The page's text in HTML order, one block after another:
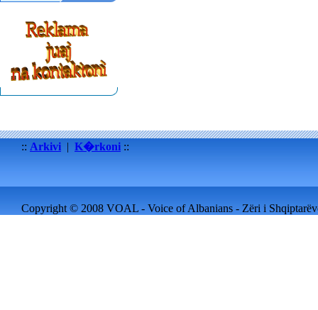
:: Arkivi | K�rkoni ::
Copyright © 2008 VOAL - Voice of Albanians - Zëri i